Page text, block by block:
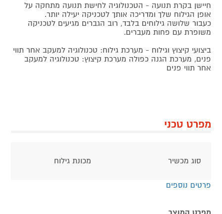
חיישן בקרת תנועה - הטכנולוגיה לחישת תנועה מתחקה על
אופן הגילוח שלך ומדריכה אותך לטכניקה יעילה יותר.
כעבור שלושה גילוחים בלבד, רוב הגברים מגיעים לטכניקה
משופרת עם פחות מעברים.
ביצועי קיצוץ וגילוח - מערכת גילוח: טכנולוגיה למעקב אחר תווי
פנים, מערכת הגנה כפולה מערכת קיצוץ: טכנולוגיה למעקב
אחר תווי פנים
מפרט טכני
סוג מכשיר מכונת גילוח
פרטים נוספים